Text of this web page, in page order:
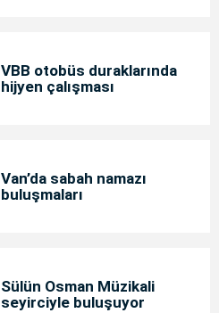
VBB otobüs duraklarında
hijyen çalışması
Van’da sabah namazı
buluşmaları
Sülün Osman Müzikali
seyirciyle buluşuyor